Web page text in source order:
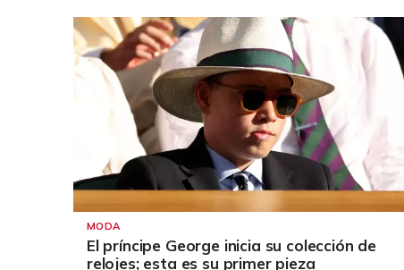
MODA
El príncipe George inicia su colección de
relojes; esta es su primer pieza